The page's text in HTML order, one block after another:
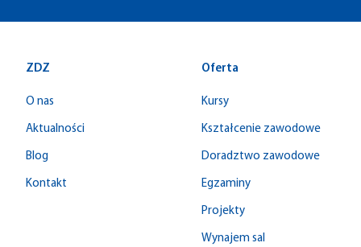
ZDZ
O nas
Aktualności
Blog
Kontakt
Oferta
Kursy
Kształcenie zawodowe
Doradztwo zawodowe
Egzaminy
Projekty
Wynajem sal